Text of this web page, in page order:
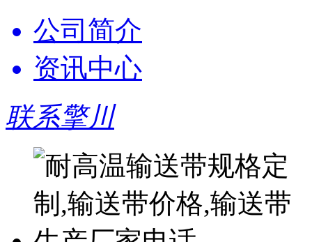
公司简介
资讯中心
联系擎川